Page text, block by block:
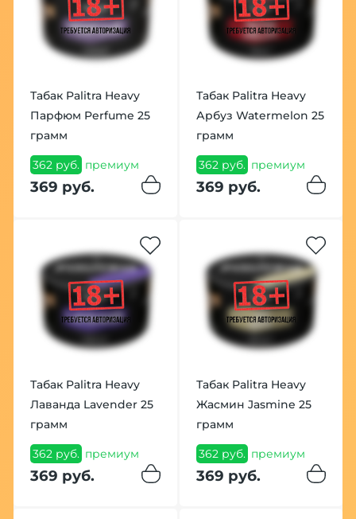
Табак Palitra Heavy
Парфюм Perfume 25
грамм
362 руб. премиум
369 руб.
Табак Palitra Heavy
Арбуз Watermelon 25
грамм
362 руб. премиум
369 руб.
Табак Palitra Heavy
Лаванда Lavender 25
грамм
362 руб. премиум
369 руб.
Табак Palitra Heavy
Жасмин Jasmine 25
грамм
362 руб. премиум
369 руб.